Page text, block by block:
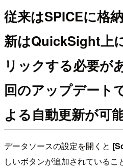
従来はSPICEに格
新はQuickSight上
リックする必要が
回のアップデート
よる自動更新が可
データソースの設定を開くと
しいボタンが追加されているこ